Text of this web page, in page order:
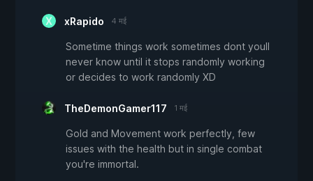
xRapido 4 मई
Sometime things work sometimes dont youll
never know until it stops randomly working
or decides to work randomly XD
TheDemonGamer117 1 मई
Gold and Movement work perfectly, few
issues with the health but in single combat
you're immortal.